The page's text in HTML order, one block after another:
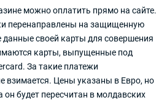
можно оплатить прямо на сайте.
перенаправлены на защищенную
данные своей карты для совершения
карты, выпущенные под
За такие платежи
взимается. Цены указаны в Евро, но
будет пересчитан в молдавских